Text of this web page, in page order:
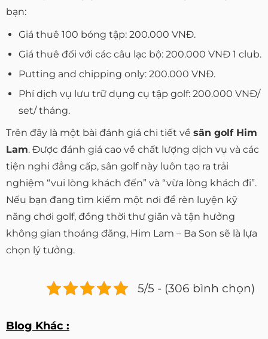
bạn:
Giá thuê 100 bóng tập: 200.000 VNĐ.
Giá thuê đối với các câu lạc bộ: 200.000 VNĐ 1 club.
Putting and chipping only: 200.000 VNĐ.
Phí dịch vụ lưu trữ dụng cụ tập golf: 200.000 VNĐ/
set/ tháng.
Trên đây là một bài đánh giá chi tiết về sân golf Him
Lam. Được đánh giá cao về chất lượng dịch vụ và các
tiện nghi đẳng cấp, sân golf này luôn tạo ra trải
nghiệm “vui lòng khách đến” và “vừa lòng khách đi”.
Nếu bạn đang tìm kiếm một nơi để rèn luyện kỹ
năng chơi golf, đồng thời thư giãn và tận hưởng
không gian thoáng đãng, Him Lam – Ba Son sẽ là lựa
chọn lý tưởng.
5/5 - (306 bình chọn)
Blog Khác :